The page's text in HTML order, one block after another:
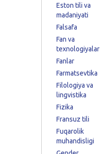
Eston tili va
madaniyati
Falsafa
Fan va
texnologiyalar
Fanlar
Farmatsevtika
Filologiya va
lingvistika
Fizika
Fransuz tili
Fuqarolik
muhandisligi